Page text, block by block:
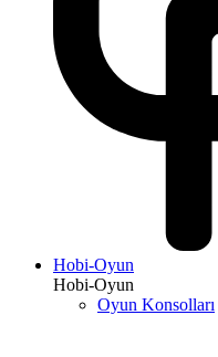
Hobi-Oyun
Hobi-Oyun
Oyun Konsolları